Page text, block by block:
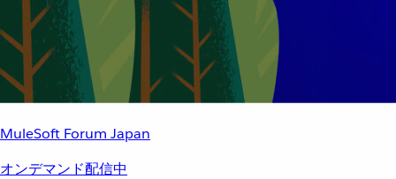
MuleSoft Forum Japan
オンデマンド配信中